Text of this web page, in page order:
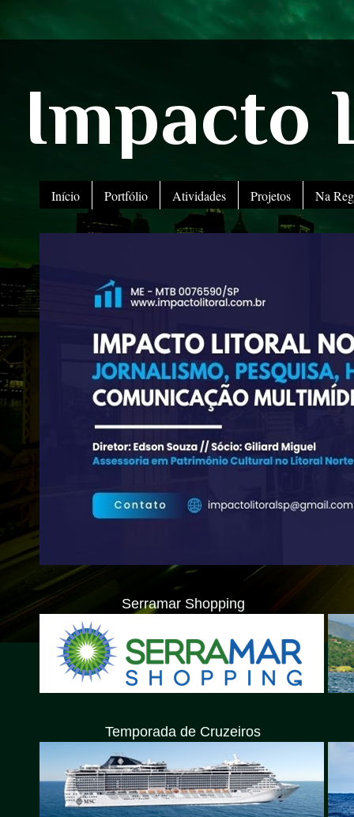
Impacto
Início Portfólio Atividades Projetos Na
Serramar Shopping
Temporada de Cruzeiros